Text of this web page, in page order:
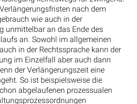
nach dem
wie auch in der
unmittelbar an das Ende des
an. Sowohl im allgemeinen
in der Rechtssprache kann der
im Einzelfall aber auch dann
der Verlängerungszeit eine
So ist beispielsweise die
abgelaufenen prozessualen